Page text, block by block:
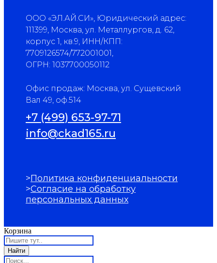
ООО «ЭЛ.АЙ.СИ», Юридический адрес:
111399, Москва, ул. Металлургов, д. 62,
корпус 1, кв.9, ИНН/КПП:
7709126574/772001001,
ОГРН: 1037700050112
Офис продаж: Москва, ул. Сущевский
Вал 49, оф.514
+7 (499) 653-97-71
info@ckad165.ru
>Политика конфиденциальности
>Согласие на обработку
персональных данных
Корзина